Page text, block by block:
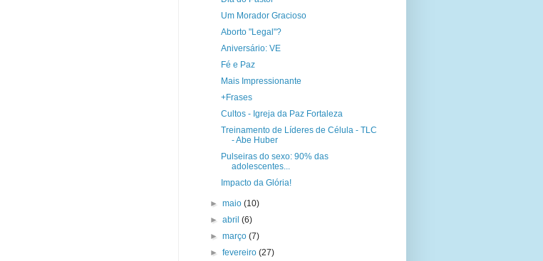
Um Morador Gracioso
Aborto "Legal"?
Aniversário: VE
Fé e Paz
Mais Impressionante
+Frases
Cultos - Igreja da Paz Fortaleza
Treinamento de Líderes de Célula - TLC
- Abe Huber
Pulseiras do sexo: 90% das
adolescentes...
Impacto da Glória!
►maio(10)
►abril(6)
►março(7)
►fevereiro(27)